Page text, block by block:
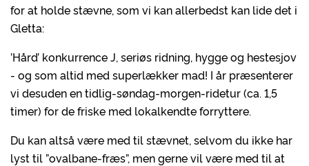
for at holde stævne, som vi kan allerbedst kan lide det i
Gletta:
’Hård’ konkurrence J, seriøs ridning, hygge og hestesjov
- og som altid med superlækker mad! I år præsenterer
vi desuden en tidlig-søndag-morgen-ridetur (ca. 1,5
timer) for de friske med lokalkendte forryttere.
Du kan altså være med til stævnet, selvom du ikke har
lyst til ”ovalbane-fræs”, men gerne vil være med til at